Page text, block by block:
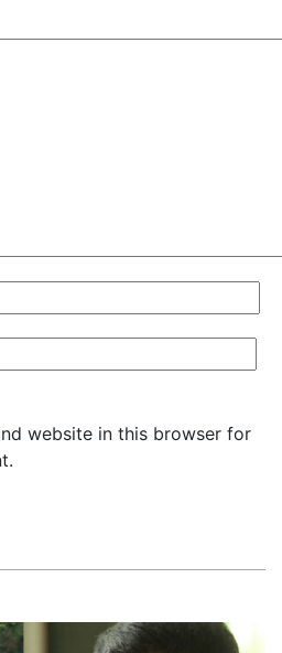
website in this browser for